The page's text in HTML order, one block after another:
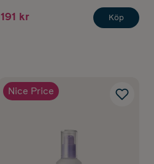
191 kr Köp
Nice Price